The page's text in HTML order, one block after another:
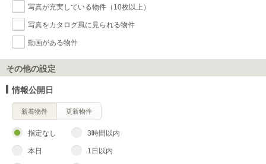
写真が充実している物件（10枚以上）
写真をカタログ風に見られる物件
動画がある物件
その他の設定
情報公開日
新着物件 更新物件
指定なし 3時間以内
本日 1日以内